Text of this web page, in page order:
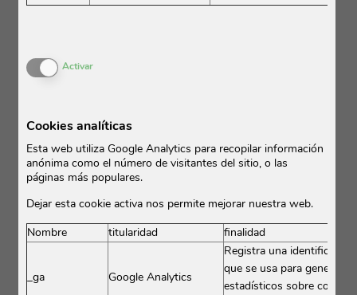
Activar o desactivar las cookies
Activar
Cookies analíticas
Esta web utiliza Google Analytics para recopilar información
anónima como el número de visitantes del sitio, o las
páginas más populares.
Dejar esta cookie activa nos permite mejorar nuestra web.
Nombre
titularidad finalidad
_ga Google Analytics
Registra una
que se usa para generar
estadísticos sobre com el